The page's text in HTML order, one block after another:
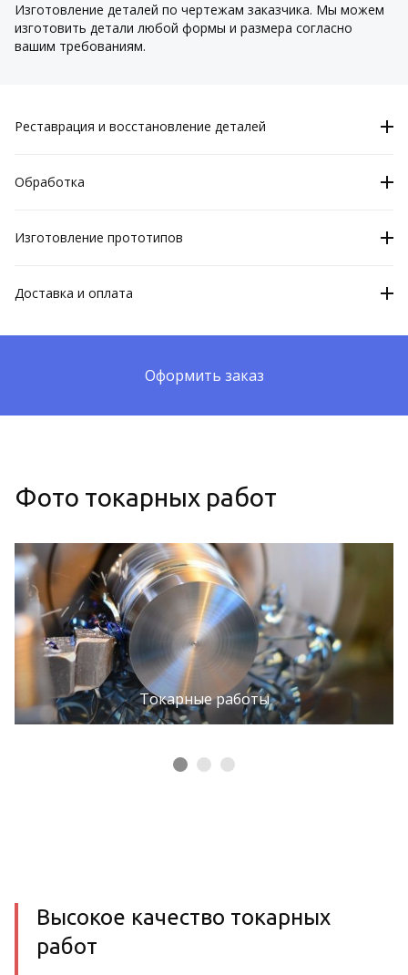
Изготовление деталей по чертежам заказчика. Мы можем
изготовить детали любой формы и размера согласно
вашим требованиям.
Реставрация и восстановление деталей
ремонт и восстановление изношенных деталей с целью их
дальнейшего использования.
Обработка
обработку поверхностей деталей, что позволяет им
приобрести необходимую форму и размер.
Изготовление прототипов
прототип вашего изделия для проверки его
работоспособности и качества.
Доставка и оплата
Оформить заказ
Фото токарных работ
Токарные работы
Высокое качество токарных
работ